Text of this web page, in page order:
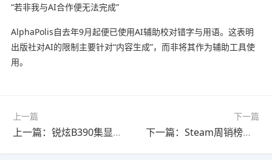
“若非我与AI合作便无法完成”
AlphaPolis自去年9月起便已使用AI辅助校对错字与用语。这表明
出版社对AI的限制主要针对“内容生成”，而非将其作为辅助工具使
用。
上一篇
上一篇：锐炫B390集显能否流畅运行《赛博朋克2077》？
下一篇
下一篇：Steam周销榜《ARC》稳居榜首，《博德之门3》回暖重返前三